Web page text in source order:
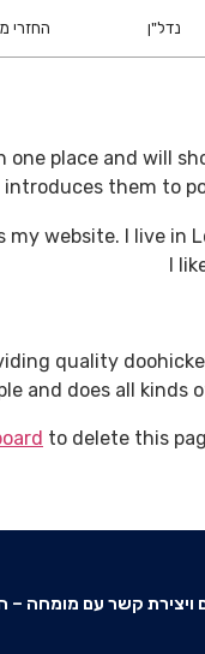
נדל"ן החזרי
place and will
them to
website. I live in
I
quality
and does all
to delete this
ויצירת קשר עם מומחה –